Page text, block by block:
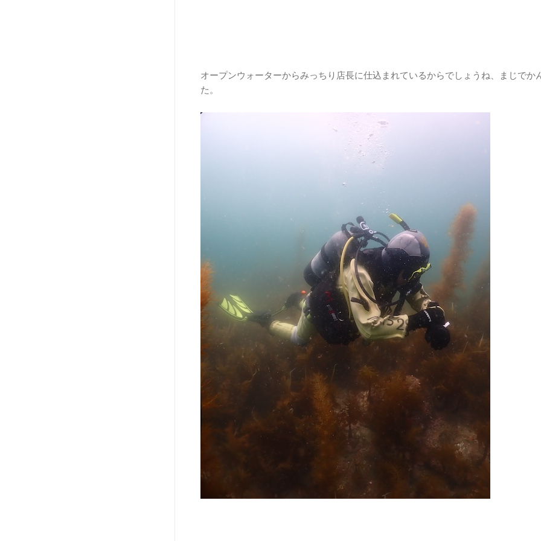
オープンウォーターからみっちり店長に仕込まれているからでしょうね、まじでか
た。